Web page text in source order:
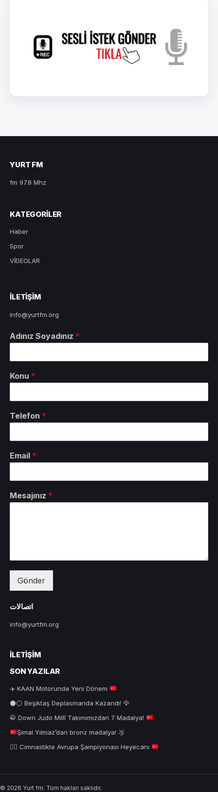
YURT FM
fm 97.8 Mhz
KATEGORILER
Haber
Spor
VİDEOLAR
ILETIŞIM
info@yurtfm.org
Adınız Soyadınız *
Konu *
Telefon *
Email *
Mesajınız *
Gönder
اتصالات
info@yurtfm.org
İLETIŞIM
SON YAZILAR
✈️ KAAN Motorunda Yeni Dönem
⚫⚪ Beşiktaş Deplasmanda Kazandı! 🦅
🥋 Down Judo Millî Takımımızdan 7 Madalya!
Şimal Yılmaz’dan bronz madalya! 🥉
🤸‍♂️ Cimnastikte Avrupa Şampiyonası Heyecanı
© 2026 Yurt fm. Tüm hakları saklıdır.